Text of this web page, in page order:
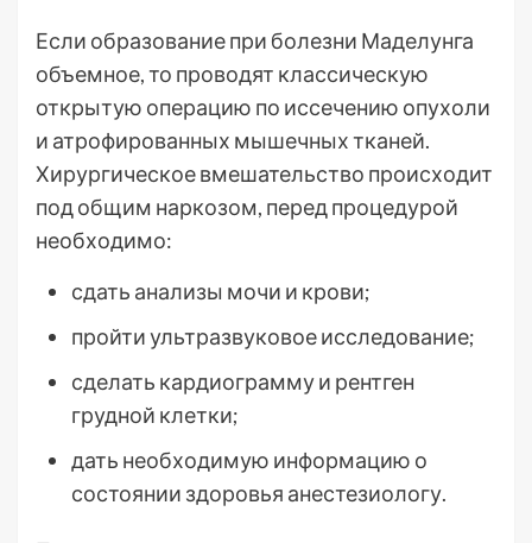
Если образование при болезни Маделунга
объемное, то проводят классическую
открытую операцию по иссечению опухоли
и атрофированных мышечных тканей.
Хирургическое вмешательство происходит
под общим наркозом, перед процедурой
необходимо:
сдать анализы мочи и крови;
пройти ультразвуковое исследование;
сделать кардиограмму и рентген
грудной клетки;
дать необходимую информацию о
состоянии здоровья анестезиологу.